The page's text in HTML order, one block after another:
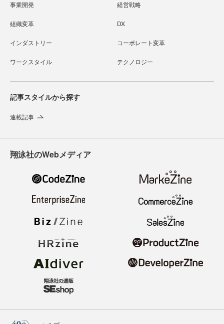
事業開発 経営戦略
組織変革 DX
インダストリー コーポレート変革
ワークスタイル テクノロジー
記事スタイルから探す
連載記事
翔泳社のWebメディア